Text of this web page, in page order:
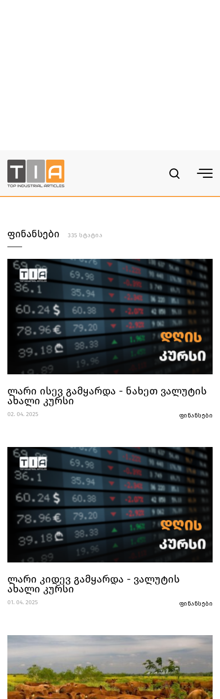
ფინანსები 335 სტატია
ლარი ისევ გამყარდა - ნახეთ ვალუტის
ახალი კურსი
02. 04. 2025 ფინანსები
ლარი კიდევ გამყარდა - ვალუტის
ახალი კურსი
01. 04. 2025 ფინანსები